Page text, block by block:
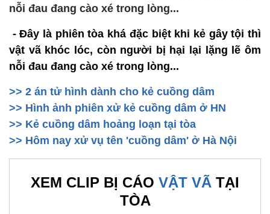
nỗi đau đang cào xé trong lòng...
- Đây là phiên tòa khá đặc biệt khi kẻ gây tội thì
vật vã khóc lóc, còn người bị hại lại lặng lẽ ôm
nỗi đau đang cào xé trong lòng...
>> 2 án tử hình dành cho kẻ cuồng dâm
>> Hình ảnh phiên xử kẻ cuồng dâm ở HN
>> Kẻ cuồng dâm hoảng loạn tại tòa
>> Hôm nay xử vụ tên 'cuồng dâm' ở Hà Nội
XEM CLIP BỊ CÁO VẬT VÃ TẠI
TÒA